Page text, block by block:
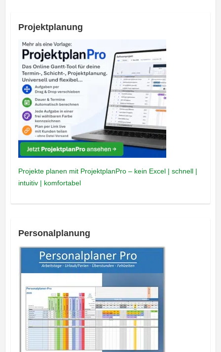
Projektplanung
Projekte planen mit ProjektplanPro – kein Excel | schnell |
intuitiv | komfortabel
Personalplanung